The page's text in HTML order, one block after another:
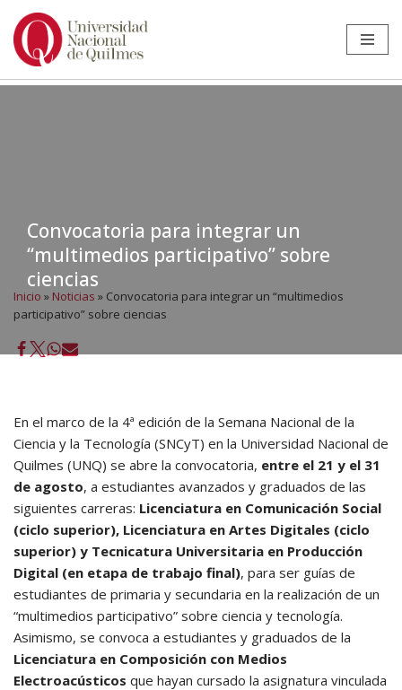
Ir
Convocatoria para integrar un
“multimedios participativo” sobre
ciencias
Inicio » Noticias » Convocatoria para integrar un “multimedios
participativo” sobre ciencias
En el marco de la 4ª edición de la Semana Nacional de la
Ciencia y la Tecnología (SNCyT) en la Universidad Nacional de
Quilmes (UNQ) se abre la convocatoria, entre el 21 y el 31
de agosto, a estudiantes avanzados y graduados de las
siguientes carreras: Licenciatura en Comunicación Social
(ciclo superior), Licenciatura en Artes Digitales (ciclo
superior) y Tecnicatura Universitaria en Producción
Digital (en etapa de trabajo final), para ser guías de
estudiantes de primaria y secundaria en la realización de un
“multimedios participativo” sobre ciencia y tecnología.
Asimismo, se convoca a estudiantes y graduados de la
Licenciatura en Composición con Medios
Electroacústicos que hayan cursado la asignatura vinculada